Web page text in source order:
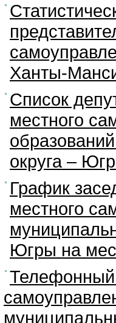
Ханты-
Список
местного
округа –
График
местного
Югры на
Телефонный